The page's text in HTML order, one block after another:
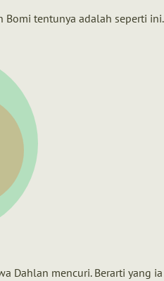
Bomi tentunya adalah seperti ini.
Dahlan mencuri. Berarti yang ia